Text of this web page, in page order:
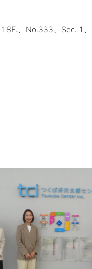
、No.333、Sec. 1